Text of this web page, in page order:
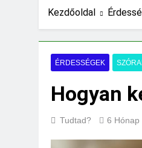
Kezdőoldal
ÉRDESSÉGEK
Hogyan
Tudtad? 6 Hónap